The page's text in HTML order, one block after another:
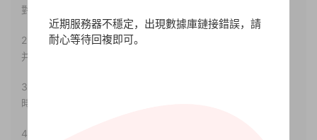
對其真實性負責。
2.若您需要商業運營或用于其他商業活動，請您購買正版授權
并合法使用。
3.如果本站有侵犯、不妥之處的資源，請聯系我們。将會第一
時間解決！
4.本站部分内容均由互聯網收集整理，僅供大家參考、學習，
近期服務器不穩定，出現數據庫鏈接錯誤，請
耐心等待回複即可。